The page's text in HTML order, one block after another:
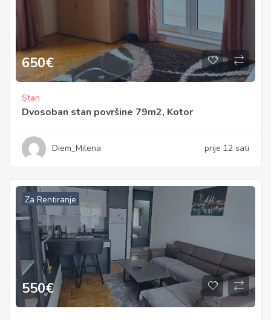
650€
Stan
Dvosoban stan površine 79m2, Kotor
Diem_Milena prije 12 sati
Za Rentiranje
550€